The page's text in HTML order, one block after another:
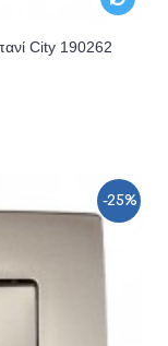
City 190262
-25%